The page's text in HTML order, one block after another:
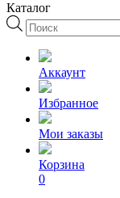
Каталог
Поиск
товаров
Аккаунт
Избранное
Мои заказы
Корзина
0